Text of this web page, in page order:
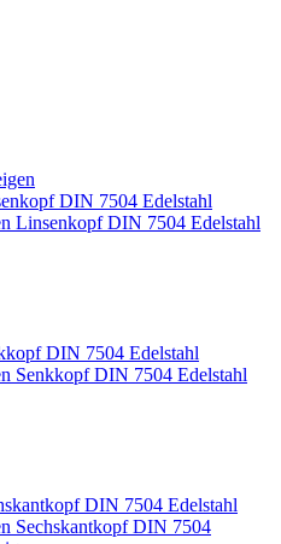
DIN 7504 Edelstahl
Linsenkopf DIN 7504 Edelstahl
DIN 7504 Edelstahl
Senkkopf DIN 7504 Edelstahl
DIN 7504 Edelstahl
Sechskantkopf DIN 7504